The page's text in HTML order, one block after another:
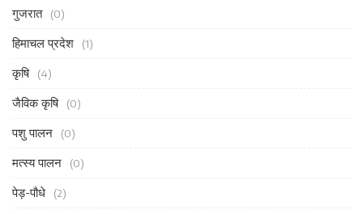
गुजरात (0)
हिमाचल प्रदेश (1)
कृषि (4)
जैविक कृषि (0)
पशु पालन (0)
मत्स्य पालन (0)
पेड़-पौधे (2)